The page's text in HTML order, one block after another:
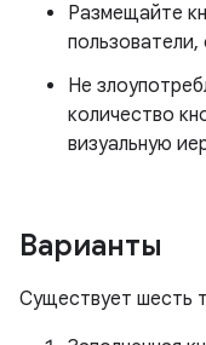
Размещайте
Не
количество
визуальную
Варианты
Существует шесть